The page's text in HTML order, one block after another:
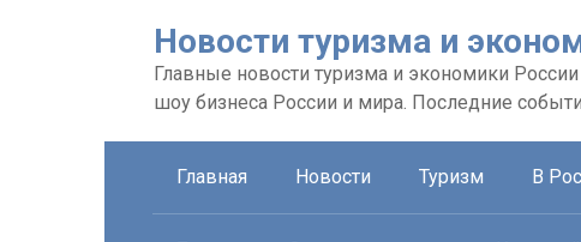
Новости туризма и
Главные новости туризма и экономики
шоу бизнеса России и мира. Последние
Главная Новости Туризм В